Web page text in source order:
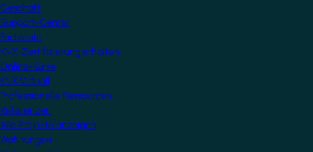
Geschäft
Support-Center
Fachleute
KNX-Zertifizierung erhalten
Online-Kurse
KNX Virtuell
Professionelle Ressourcen
Referenzen
Alle Projekte anzeigen
Wohnungen